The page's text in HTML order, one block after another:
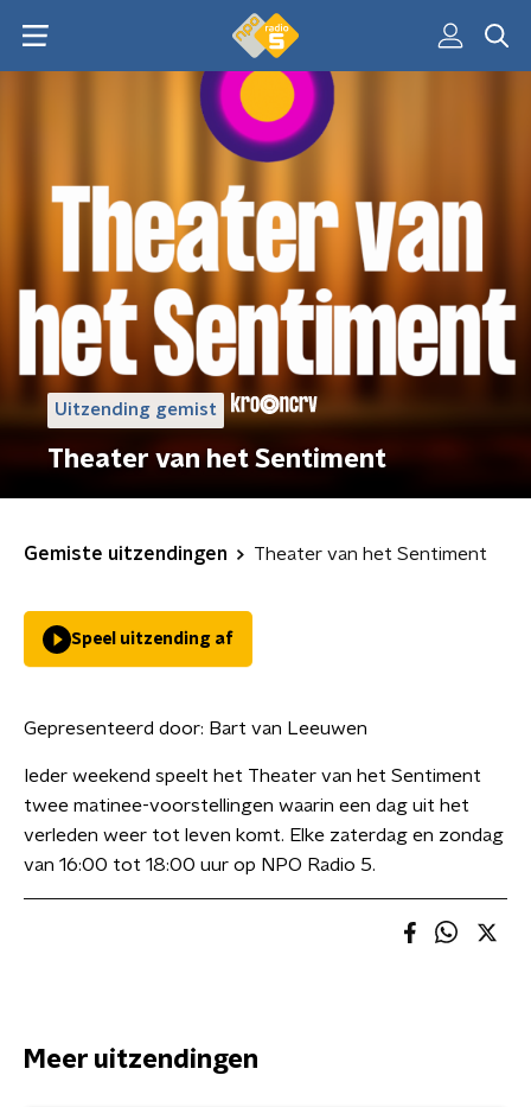
Uitzending gemist
Theater van het Sentiment
Gemiste uitzendingen Theater van het Sentiment
Speel uitzending af
Gepresenteerd door: Bart van Leeuwen
Ieder weekend speelt het Theater van het Sentiment
twee matinee-voorstellingen waarin een dag uit het
verleden weer tot leven komt. Elke zaterdag en zondag
van 16:00 tot 18:00 uur op NPO Radio 5.
Meer uitzendingen